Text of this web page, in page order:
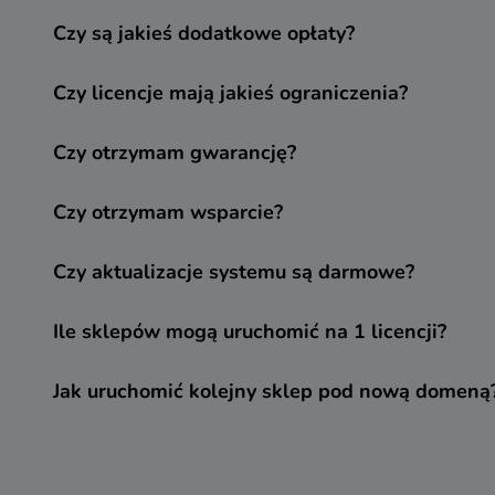
Czy są jakieś dodatkowe opłaty?
Czy licencje mają jakieś ograniczenia?
Czy otrzymam gwarancję?
Czy otrzymam wsparcie?
Czy aktualizacje systemu są darmowe?
Ile sklepów mogą uruchomić na 1 licencji?
Jak uruchomić kolejny sklep pod nową